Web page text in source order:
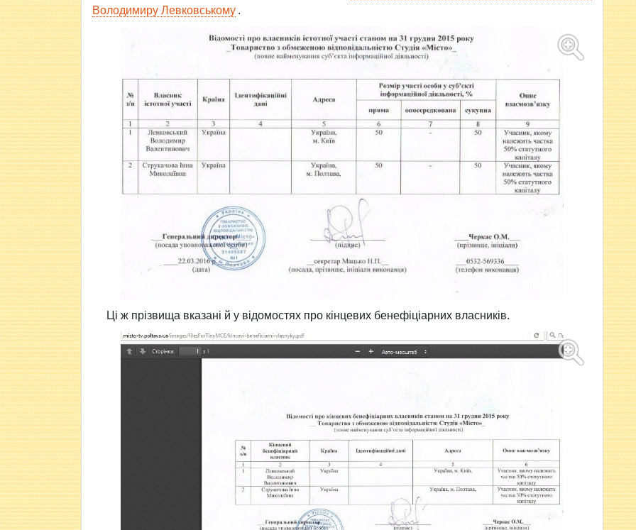
Володимиру Левковському .
Ці ж прізвища вказані й у відомостях про кінцевих бенефіціарних власників.